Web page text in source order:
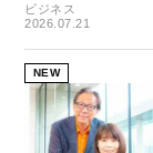
ビジネス
2026.07.21
NEW